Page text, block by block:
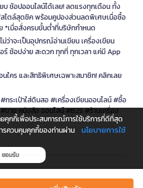
บ ช้อปออนไลน์ได้เลย! ลดแรงทุกเดือน ทั้ง
ไตล์สุดชิค พร้อมคูปองส่วนลดพิเศษเมื่อซื้อ
*เมื่อสั่งครบขั้นต่ำที่บริษัทกำหนด
ว่าจะเป็นอุปกรณ์อ่านเขียน เครื่องเขียน
ช้อปง่าย สะดวก ทุกที่ ทุกเวลา แค่มี App
ใคร และสิทธิพิเศษเฉพาะสมาชิก! คลิกเลย
ระเป๋าใส่ดินสอ #เครื่องเขียนออนไลน์ #ซื้อ
ขาย หนังสือ ออนไลน์ #B2S #ร้านเครื่อง
under
คุกกี้เพื่อประสบการณ์การใช้บริการที่ดีที่สุด
รควบคุมคุกกี้ของท่านผ่าน
นโยบายการใช้
ยอมรับ